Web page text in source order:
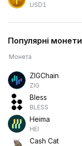
USD1
Популярні монети
Монета
ZIGChain
ZIG
Bless
BLESS
Heima
HEI
Cash Cat